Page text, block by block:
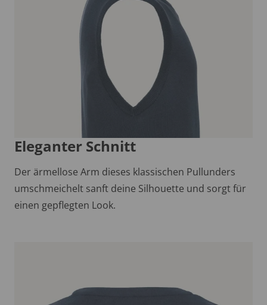
Eleganter Schnitt
Der ärmellose Arm dieses klassischen Pullunders
umschmeichelt sanft deine Silhouette und sorgt für
einen gepflegten Look.